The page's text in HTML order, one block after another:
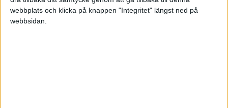
webbplats och klicka på knappen "Integritet" längst ned på
webbsidan.
Wordpress eller Joomla på domänen och skapa
ett innehåll som relaterar till närliggande ämnen